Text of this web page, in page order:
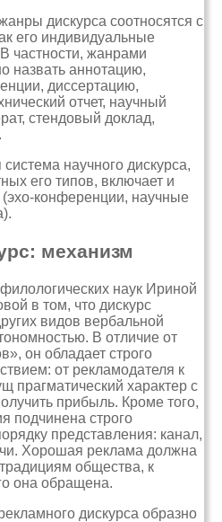
дискурса соотносятся с
его индивидуальные
частности, жанрами
назвать аннотацию,
диссертацию,
отчет, научный
стендовый доклад,
научного дискурса,
его типов, включает и
конференции, научные
механизм
наук Ириной
в том, что дискурс
видов вербальной
В отличие от
он обладает строго
от рекламодателя к
прагматический характер с
прибыль. Кроме того,
подчинена строго
представления: канал,
Хорошая реклама должна
общества, к
она обращена.
дискурса образно